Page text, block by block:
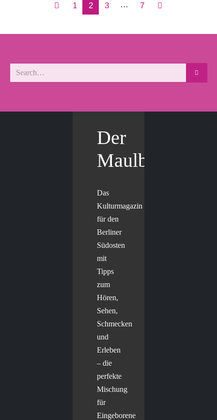
1 2 3 … 7
Der
Maulbär
Das
Kulturmagazin
für den
Berliner
Südosten
mit
Tipps
zum
Hören,
Sehen,
Schmecken
und
Erleben
– die
perfekte
Mischung
für
Eingeborene